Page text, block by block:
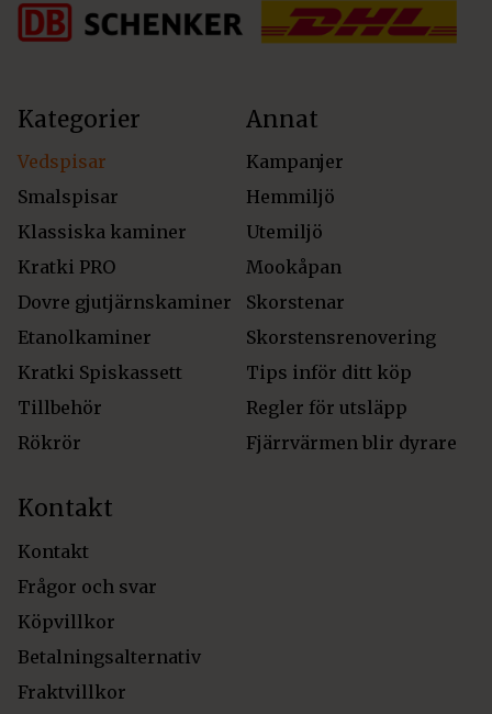
Kategorier
Vedspisar
Smalspisar
Klassiska kaminer
Kratki PRO
Dovre gjutjärnskaminer
Etanolkaminer
Kratki Spiskassett
Tillbehör
Rökrör
Annat
Kampanjer
Hemmiljö
Utemiljö
Mookåpan
Skorstenar
Skorstensrenovering
Tips inför ditt köp
Regler för utsläpp
Fjärrvärmen blir dyrare
Kontakt
Kontakt
Frågor och svar
Köpvillkor
Betalningsalternativ
Fraktvillkor